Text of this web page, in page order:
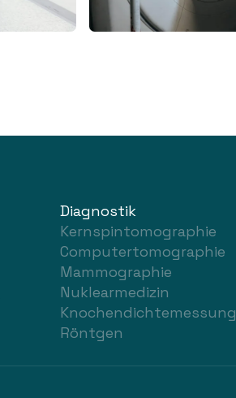
Diagnostik
Kernspintomographie
Computertomographie
Mammographie
Nuklearmedizin
Knochendichtemessung
Röntgen